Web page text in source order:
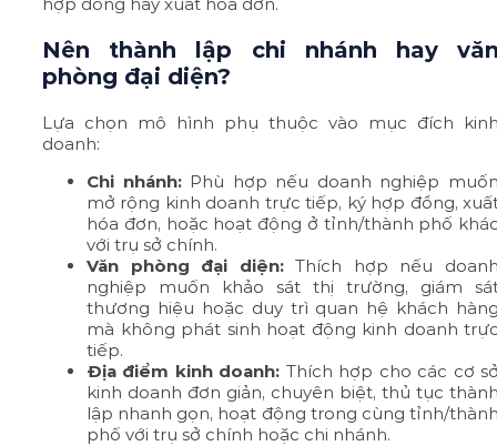
Nên thành lập chi nhánh hay
phòng đại diện?
Lựa chọn mô hình phụ thuộc vào mục đích
doanh:
Chi nhánh:Phù hợp nếu doanh nghiệp
mở rộng kinh doanh trực tiếp, ký hợp đồng,
hóa đơn, hoặc hoạt động ở tỉnh/thành phố
với trụ sở chính.
Văn phòng đại diện:Thích hợp nếu
nghiệp muốn khảo sát thị trường, giám
thương hiệu hoặc duy trì quan hệ khách
mà không phát sinh hoạt động kinh doanh
tiếp.
Địa điểm kinh doanh: Thích hợp cho các cơ
kinh doanh đơn giản, chuyên biệt, thủ tục
lập nhanh gọn, hoạt động trong cùng tỉnh/
phố với trụ sở chính hoặc chi nhánh.